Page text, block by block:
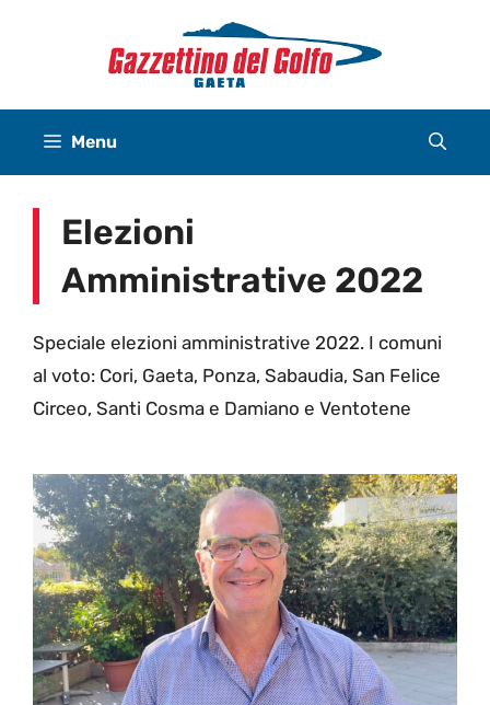
Menu
Elezioni
Amministrative 2022
Speciale elezioni amministrative 2022. I comuni
al voto: Cori, Gaeta, Ponza, Sabaudia, San Felice
Circeo, Santi Cosma e Damiano e Ventotene